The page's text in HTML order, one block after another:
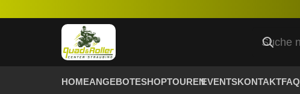
HOMEANGEBOTESHOPTOURENEVENTSKONTAKTFAQ